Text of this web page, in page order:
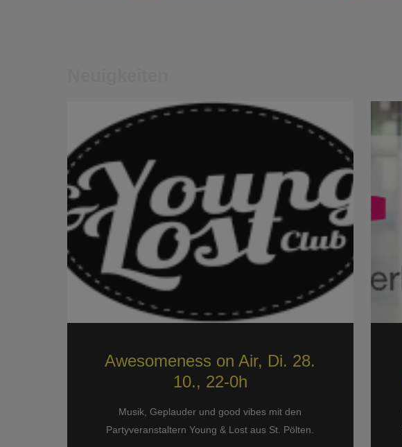
Awesomeness on Air, Di. 28.
10., 22-0h
Musik, Geplauder und good vibes mit den
Partyveranstaltern Young & Lost aus St. Pölten.